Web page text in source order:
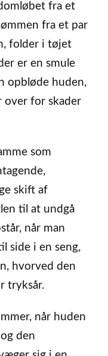
fra et
fra et par
folder i tøjet
er en smule
opbløde huden,
over for skader
som
skift af
til at undgå
når man
side i en seng,
hvorved den
tryksår.
når huden
den